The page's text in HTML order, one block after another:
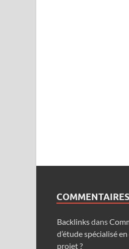
Backlinksdans
d’étude spécialisé
projet ?